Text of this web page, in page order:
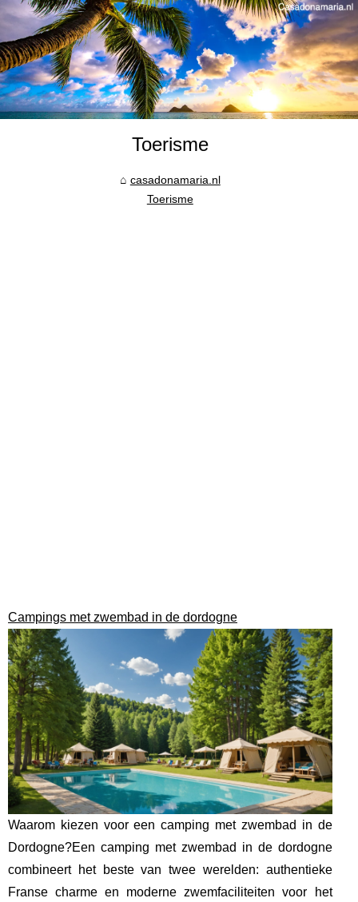
Toerisme
casadonamaria.nl
Toerisme
Campings met zwembad in de dordogne
Waarom kiezen voor een camping met zwembad in de
Dordogne?Een camping met zwembad in de dordogne
combineert het beste van twee werelden: authentieke
Franse charme en moderne zwemfaciliteiten voor het